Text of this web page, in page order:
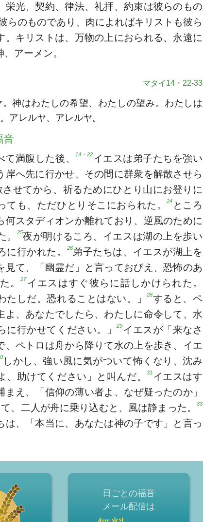
栄光、契約、律法、礼拝、約束は彼らのもの
らのものであり、肉によればキリストも彼ら
。キリストは、万物の上におられる、永遠に
アーメン。
マタイ14・22-33
神はわたしの希望、わたしの望み。わたしは
アレルヤ、アレルヤ。
音
て満腹した後、14・22 イエスは弟子たちを強い
岸へ先に行かせ、その間に群衆を解散させら
せてから、祈るためにひとり山にお登りに
ても、ただひとりそこにおられた。24 ところ
何スタディオンか離れており、逆風のために
。
25夜が明けるころ、イエスは湖の上を歩い
に行かれた。
26弟子たちは、イエスが湖上を
見て、「幽霊だ」と言っておびえ、恐怖のあ
。27 イエスはすぐ彼らに話しかけられた。
たしだ。恐れることはない。」28すると、ペ
よ、あなたでしたら、わたしに命令して、水
に行かせてください。」29 イエスが「来なさ
、ペトロは舟から降りて水の上を歩き、イエ
しかし、強い風に気がついて怖くなり、沈み
、助けてください」と叫んだ。31 イエスはす
まえ、「信仰の薄い者よ、なぜ疑ったのか」
、二人が舟に乗り込むと、風は静まった。33
は、「本当に、あなたは神の子です」と言っ
日ごとの福音
メール配信は